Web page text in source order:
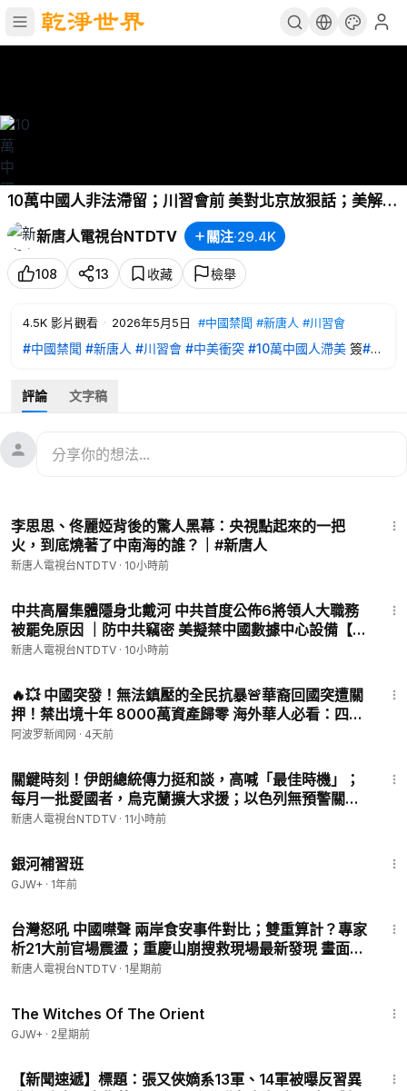
10萬中國人非法滯留；川習會前 美對北京放狠話；美解密
東航空難文件 揭中共爲何隱瞞多年；中共最高層犯罪率遠
超社會；公交關停潮席捲中國 印鈔機變失血黑洞|【
國禁聞】2026.05.05
新唐人電視台NTDTV 關注·29.4K
108 13 收藏 檢舉
4.5K 影片觀看 · 2026年5月5日 #中國禁聞 #新唐人 #川習會
#中國禁聞 #新唐人 #川習會 #中美衝突 #10萬中國人滯美 簽#證
2022年3月，曾造成132人遇難的中國東方航空MU5735航班空
程序披露黑匣子數據，顯示飛機墜毀前可能出現人為操作。
共近期放慢了接收在美國非法滯留的中國公民的進度。該官員警
告說，如果北京不改變現行做法，華盛頓準備擴大對中國的旅遊
限制措施。
歐盟執委會3月發布《工業加速器法案》，雖然採取國別中立表
述，但針對市場占有率及技術轉移的條款，被視為精確瞄準中國
的戰略產業。
🍃WiseQuest 的明目冷敷眼貼，給眼周最自然的呵護
🔴點擊可購買👉
=
🔥本節目由普瑞堂「玄寶黑蔘」贊助 🔥 購買【普瑞堂】商品只
要滿500美元，即可獲贈原蔘一根。單筆滿3000美元加贈1棵特
級原蔘，多買多送！
可享受全球免費郵寄！
https://epochtim.es/nhr74v
「進化論」是定論,還是待驗證的假說❓1700多位科學家,
20多位諾貝爾獎得主,以實證探源 ,帶您跳出教科書框架,
‣‣ 新唐人官方網站 ►
http://www.ntdtv.com
‣‣ 臉書 ►https://www.facebook.com/NTDChinese/
評論 文字稿
李思思、佟麗婭背後的驚人黑幕：央視點起來的一把
火，到底燒著了中南海的誰？｜#新唐人
新唐人電視台NTDTV · 10小時前
中共高層集體隱身北戴河 中共首度公佈6將領人大職務
被罷免原因 ｜防中共竊密 美擬禁中國數據中心設備【透
視中共】｜2026-08-08
新唐人電視台NTDTV · 10小時前
🔥💥 中國突發！無法鎮壓的全民抗暴🚨華裔回國突遭關
押！禁出境十年 8000萬資產歸零 海外華人必看：四條
具體警告【C】
阿波罗新闻网 · 4天前
關鍵時刻！伊朗總統傳力挺和談，高喊「最佳時機」；
每月一批愛國者，烏克蘭擴大求援；以色列無預警關閉
駐成都領館；兒童手錶驚曝被滲透，數據全傳到中國。
新唐人電視台NTDTV · 11小時前
銀河補習班
GJW+ · 1年前
台灣怒吼 中國噤聲 兩岸食安事件對比；雙重算計？專家
析21大前官場震盪；重慶山崩搜救現場最新發現 畫面曝
光|【#中國禁聞】 2026.07.27
新唐人電視台NTDTV · 1星期前
The Witches Of The Orient
GJW+ · 2星期前
【新聞速遞】標題：張又俠嫡系13軍、14軍被曝反習異